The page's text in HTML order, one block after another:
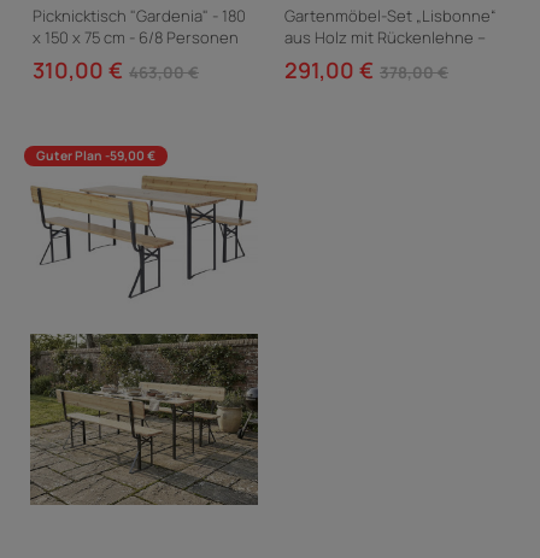
Picknicktisch "Gardenia" - 180
x 150 x 75 cm - 6/8 Personen
310,00 € 463,00 €
Gartenmöbel-Set „Lisbonne“
aus Holz mit Rückenlehne –
220 cm – Braun
291,00 € 378,00 €
Guter Plan -59,00 €